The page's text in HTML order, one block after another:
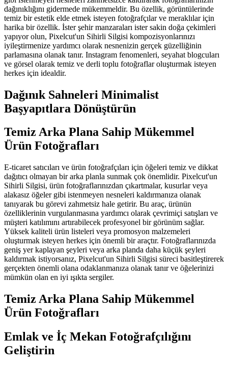
dağınıklığını gidermede mükemmeldir. Bu özellik, görüntülerinde
temiz bir estetik elde etmek isteyen fotoğrafçılar ve meraklılar için
harika bir özellik. İster şehir manzaraları ister sakin doğa çekimleri
yapıyor olun, Pixelcut'un Sihirli Silgisi kompozisyonlarınızı
iyileştirmenize yardımcı olarak nesnenizin gerçek güzelliğinin
parlamasına olanak tanır. Instagram fenomenleri, seyahat blogcuları
ve görsel olarak temiz ve derli toplu fotoğraflar oluşturmak isteyen
herkes için idealdir.
Dağınık Sahneleri Minimalist
Başyapıtlara Dönüştürün
Temiz Arka Plana Sahip Mükemmel
Ürün Fotoğrafları
E-ticaret satıcıları ve ürün fotoğrafçıları için öğeleri temiz ve dikkat
dağıtıcı olmayan bir arka planla sunmak çok önemlidir. Pixelcut'un
Sihirli Silgisi, ürün fotoğraflarınızdan çıkartmalar, kusurlar veya
alakasız öğeler gibi istenmeyen nesneleri kaldırmanıza olanak
tanıyarak bu görevi zahmetsiz hale getirir. Bu araç, ürünün
özelliklerinin vurgulanmasına yardımcı olarak çevrimiçi satışları ve
müşteri katılımını artırabilecek profesyonel bir görünüm sağlar.
Yüksek kaliteli ürün listeleri veya promosyon malzemeleri
oluşturmak isteyen herkes için önemli bir araçtır. Fotoğraflarınızda
geniş yer kaplayan şeyleri veya arka planda daha küçük şeyleri
kaldırmak istiyorsanız, Pixelcut'un Sihirli Silgisi süreci basitleştirerek
gerçekten önemli olana odaklanmanıza olanak tanır ve öğelerinizi
mümkün olan en iyi ışıkta sergiler.
Temiz Arka Plana Sahip Mükemmel
Ürün Fotoğrafları
Emlak ve İç Mekan Fotoğrafçılığını
Geliştirin